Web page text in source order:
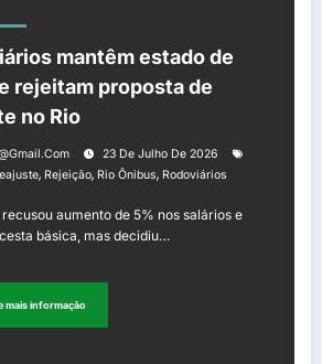
mantêm estado de
rejeitam proposta de
no Rio
23 De Julho De 2026
, Rejeição, Rio Ônibus, Rodoviários
aumento de 5% nos salários e
básica, mas decidiu…
mais informação